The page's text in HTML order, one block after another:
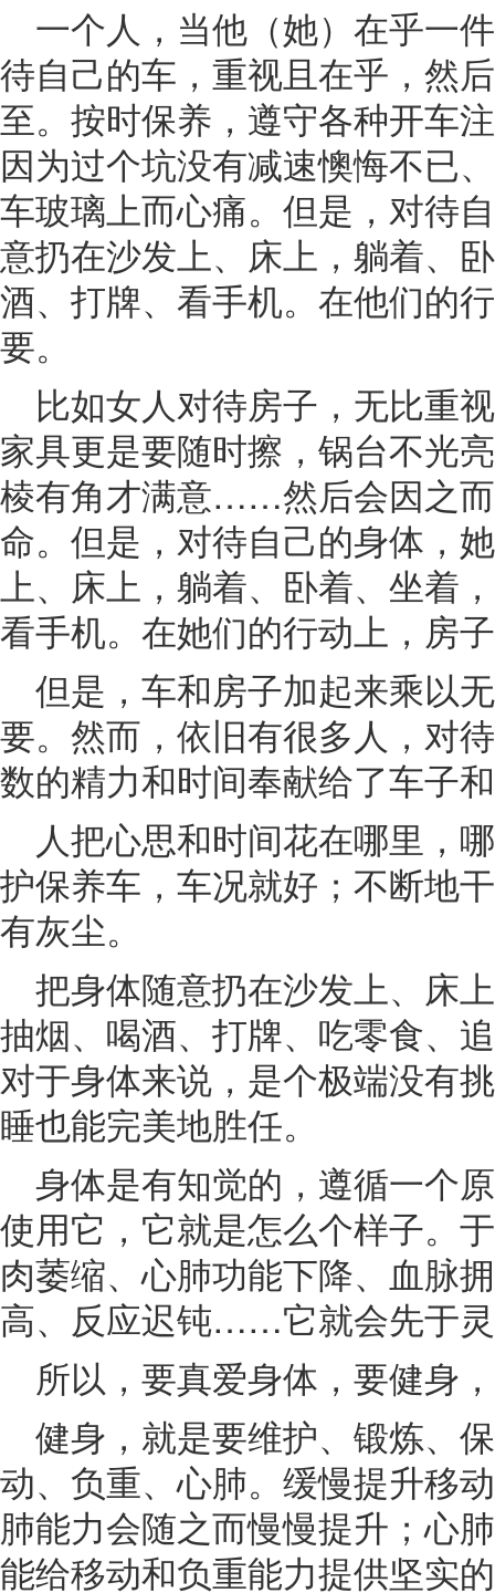
一个人，当他（她）在乎一
待自己的车，重视且在乎，然
至。按时保养，遵守各种开车
因为过个坑没有减速懊悔不已
车玻璃上而心痛。但是，对待
意扔在沙发上、床上，躺着、
酒、打牌、看手机。在他们的
要。
比如女人对待房子，无比重
家具更是要随时擦，锅台不光
棱有角才满意……然后会因之
命。但是，对待自己的身体，
上、床上，躺着、卧着、坐着
看手机。在她们的行动上，房
但是，车和房子加起来乘以
要。然而，依旧有很多人，对
数的精力和时间奉献给了车子
人把心思和时间花在哪里，
护保养车，车况就好；不断地
有灰尘。
把身体随意扔在沙发上、床
抽烟、喝酒、打牌、吃零食、
对于身体来说，是个极端没有
睡也能完美地胜任。
身体是有知觉的，遵循一个
使用它，它就是怎么个样子。
肉萎缩、心肺功能下降、血脉
高、反应迟钝……它就会先于
所以，要真爱身体，要健身
健身，就是要维护、锻炼、
动、负重、心肺。缓慢提升移
肺能力会随之而慢慢提升；心
能给移动和负重能力提供坚实